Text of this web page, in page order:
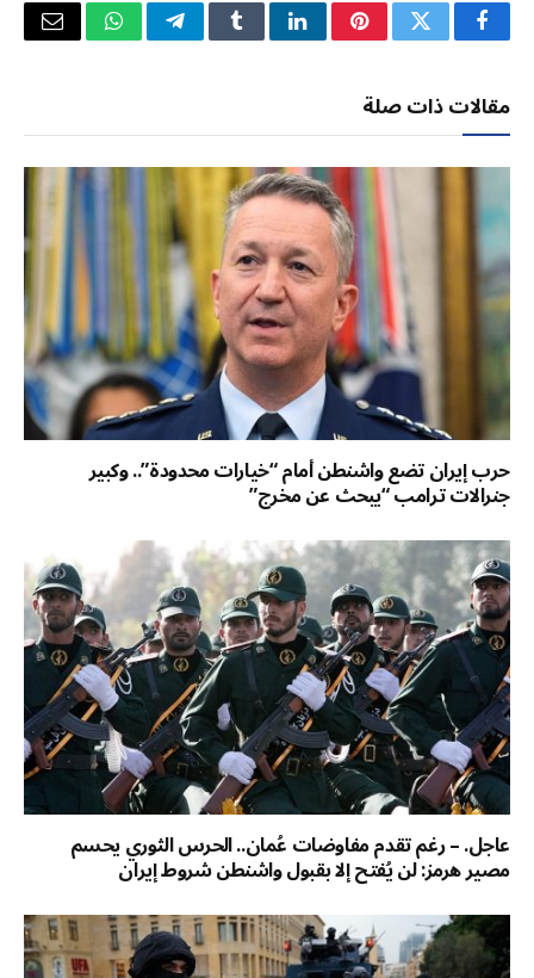
فيسبوكتويتر بينتيريستلينكدإنTumblrتيلقرامواتسابالبريد
مقالات ذات صلة
حرب إيران تضع واشنطن أمام “خيارات محدودة”.. وكبير
جنرالات ترامب “يبحث عن مخرج”
عاجل. – رغم تقدم مفاوضات عُمان.. الحرس الثوري يحسم
مصير هرمز: لن يُفتح إلا بقبول واشنطن شروط إيران